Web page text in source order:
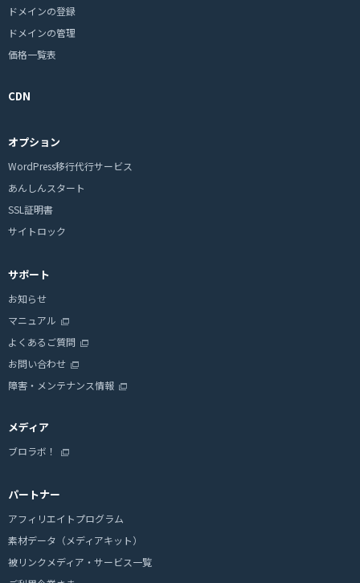
ドメインの登録
ドメインの管理
価格一覧表
CDN
オプション
WordPress移行代行サービス
あんしんスタート
SSL証明書
サイトロック
サポート
お知らせ
マニュアル
よくあるご質問
お問い合わせ
障害・メンテナンス情報
メディア
ブロラボ！
パートナー
アフィリエイトプログラム
素材データ（メディアキット）
被リンクメディア・サービス一覧